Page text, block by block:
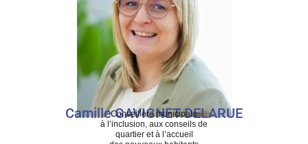
Camille GAVIGNET DELARUE
Conseillère municipale
à l’inclusion, aux conseils de
quartier et à l’accueil